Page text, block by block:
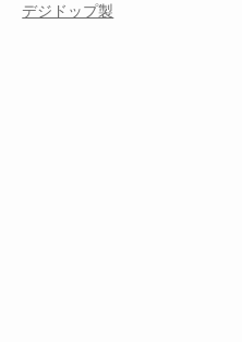
デジドップ製